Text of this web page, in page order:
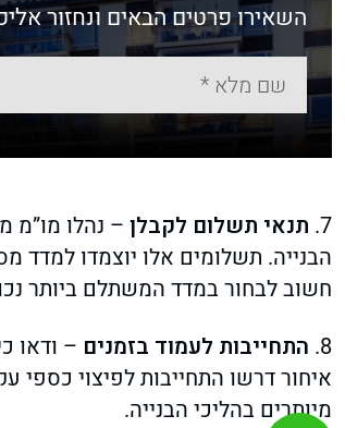
השאירו פרטים הבאים ונחזור
7. תנאי תשלום לקבלן – נהלו מו”מ
הבנייה. תשלומים אלו יוצמדו למדד
חשוב לבחור במדד המשתלם ביותר
8. התחייבות לעמוד בזמנים – ודאו
איחור דרשו התחייבות לפיצוי כספי
מיותרים בהליכי הבנייה.